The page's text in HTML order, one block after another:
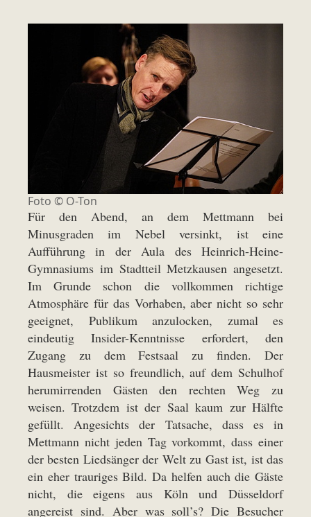
Foto © O-Ton
Für den Abend, an dem Mettmann bei
Minusgraden im Nebel versinkt, ist eine
Aufführung in der Aula des Heinrich-Heine-
Gymnasiums im Stadtteil Metzkausen angesetzt.
Im Grunde schon die vollkommen richtige
Atmosphäre für das Vorhaben, aber nicht so sehr
geeignet, Publikum anzulocken, zumal es
eindeutig Insider-Kenntnisse erfordert, den
Zugang zu dem Festsaal zu finden. Der
Hausmeister ist so freundlich, auf dem Schulhof
herumirrenden Gästen den rechten Weg zu
weisen. Trotzdem ist der Saal kaum zur Hälfte
gefüllt. Angesichts der Tatsache, dass es in
Mettmann nicht jeden Tag vorkommt, dass einer
der besten Liedsänger der Welt zu Gast ist, ist das
ein eher trauriges Bild. Da helfen auch die Gäste
nicht, die eigens aus Köln und Düsseldorf
angereist sind. Aber was soll’s? Die Besucher